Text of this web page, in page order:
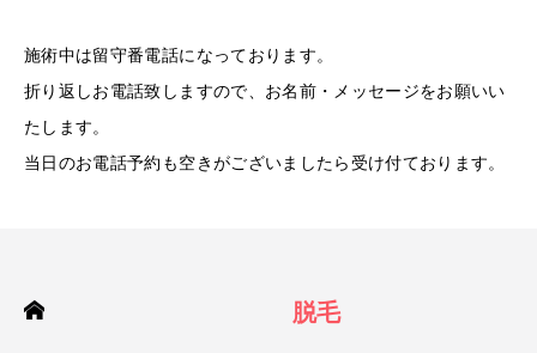
施術中は留守番電話になっております。
折り返しお電話致しますので、お名前・メッセージをお願いい
たします。
当日のお電話予約も空きがございましたら受け付ております。
脱毛